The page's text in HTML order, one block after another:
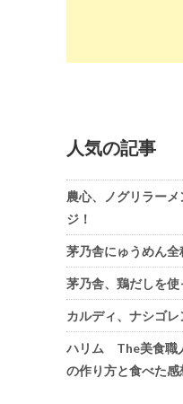
人気の記事
農心、ノグリラー
ジ！
茅乃舎にゅうめん全
茅乃舎、鶏だしを使
カルディ、ナシゴレ
ハリム The美食職
の作り方と食べた感